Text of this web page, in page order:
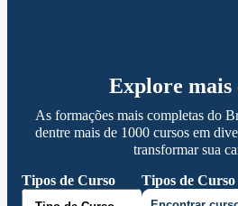
Explore mais
As formações mais completas do
dentre mais de 1000 cursos em
transformar sua
Tipos de Curso
Tipos de Curso